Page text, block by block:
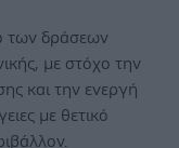
των δράσεων
με στόχο την
και την ενεργή
με θετικό